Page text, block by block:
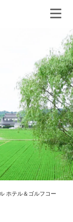
ホテル＆ゴルフコー